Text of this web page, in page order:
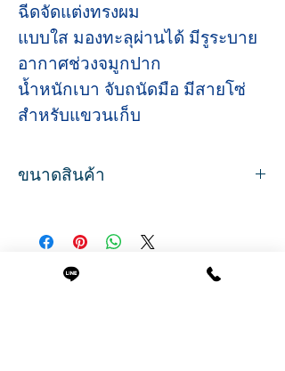
ฉีดจัดแต่งทรงผม
แบบใส มองทะลุผ่านได้ มีรูระบาย
อากาศช่วงจมูกปาก
น้ำหนักเบา จับถนัดมือ มีสายโซ่
สำหรับแขวนเก็บ
ขนาดสินค้า
Related Products